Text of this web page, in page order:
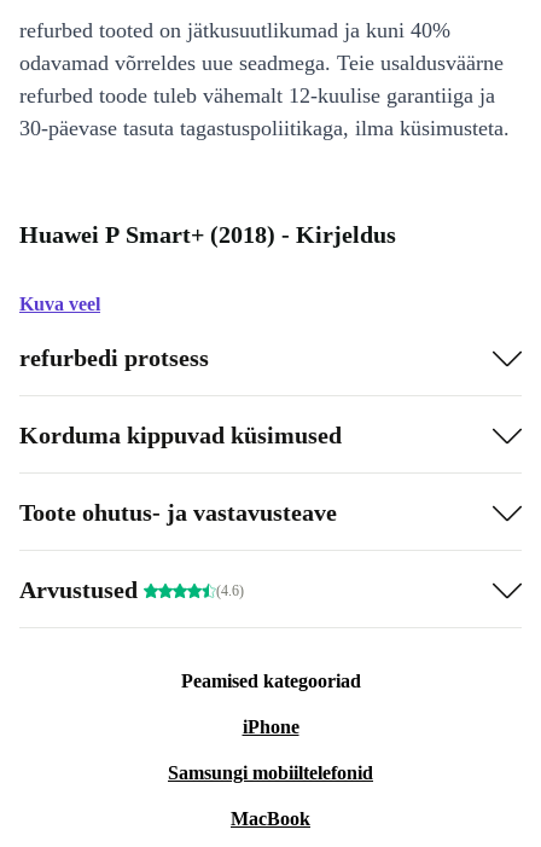
refurbed tooted on jätkusuutlikumad ja kuni 40%
odavamad võrreldes uue seadmega. Teie usaldusväärne
refurbed toode tuleb vähemalt 12-kuulise garantiiga ja
30-päevase tasuta tagastuspoliitikaga, ilma küsimusteta.
Huawei P Smart+ (2018) - Kirjeldus
Kuva veel
refurbedi protsess
Korduma kippuvad küsimused
Toote ohutus- ja vastavusteave
Arvustused (4.6)
Peamised kategooriad
iPhone
Samsungi mobiiltelefonid
MacBook